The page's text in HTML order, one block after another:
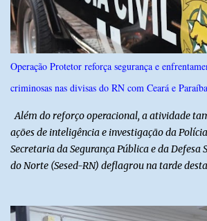
identidade da festa. Entre risos, tradição e
Quadrilha das Quengas mostrou mais uma
popular também é feita de diversão e de um
celebrar suas raízes. ​O sucesso desta edição
da administração da Prefeita Dra. Raquel
valorização das tradições, unindo grandes
Operação Protetor reforça segurança e
criminosas nas divisas do RN com Ceará e Paraíba
Além do reforço operacional, a atividade
ações de inteligência e investigação da
Secretaria da Segurança Pública e da Defesa
do Norte (Sesed-RN) deflagrou na tarde
da segurança pública para o enfrentamento